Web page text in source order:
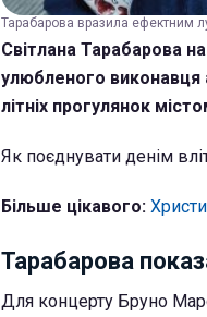
Тарабарова вразила ефектним
Світлана Тарабарова
улюбленого виконавця
літніх прогулянок
Як поєднувати денім
Більше цікавого:
Тарабарова
Для концерту Бруно